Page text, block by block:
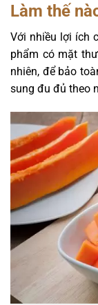
Làm thế
Với nhiều lợi ích
phẩm có mặt
nhiên, để bảo
sung đu đủ theo